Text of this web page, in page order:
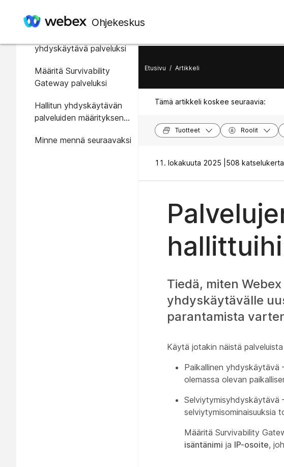
Ohjekeskus
Tässä artikkelissa
yhdyskäytävä palveluksi
Määritä Survivability
Gateway palveluksi
Hallitun yhdyskäytävän
palveluiden määrityksen
Minne mennä seuraavaksi
Etusivu / Artikkeli
Tämä artikkeli koskee seuraavia:
Tuotteet Roolit
11. lokakuuta 2025 | 508
Tiedä, miten
yhdyskäytävälle
parantamista
Käytä jotakin näistä
Paikallinen yhdyskäytävä
olemassa olevan
Selviytymisyhdyskäytävä
selviytymisominaisuuksia
Määritä Survivability
isäntänimi ja IP-osoite,